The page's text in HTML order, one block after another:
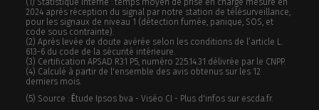
(1) Statistique interne : temps moyen de prise en charge mesuré en
2024 après réception du signal par notre station de télésurveillance,
pour les signaux de niveau 1 (détection fumée, panique, SOS, et
code sous contrainte).
(2) Après levée de doute avérée selon les conditions de l’article L.
613-6 du code de la sécurité intérieure.
(3) Certification APSAD R31 P5, numéro 225.14.31 délivrée par le CNPP.
(4) Calculé à partir de l'ensemble des avis obtenus sur les 12
derniers mois.
(5) Source : Étude Ipsos bva - Viséo CI - Plus d'infos sur escda.fr.